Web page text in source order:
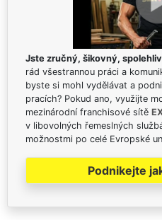
Jste zručný, šikovný,
rád všestrannou práci a
byste si mohl vydělávat a
pracích? Pokud ano, využijte
mezinárodní franchisové sítě
v libovolných řemeslných
možnostmi po celé Evropské
Podnikejte